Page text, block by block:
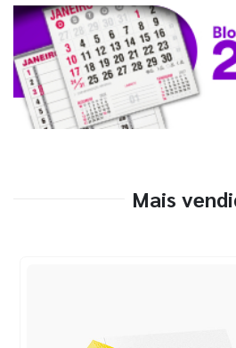
Mais